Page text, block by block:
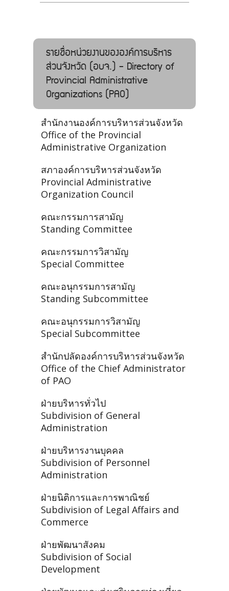
รายชื่อหน่วยงานขององค์การบริหาร
ส่วนจังหวัด (อบจ.) - Directory of
Provincial Administrative
Organizations (PAO)
สำนักงานองค์การบริหารส่วนจังหวัด
Office of the Provincial
Administrative Organization
สภาองค์การบริหารส่วนจังหวัด
Provincial Administrative
Organization Council
คณะกรรมการสามัญ
Standing Committee
คณะกรรมการวิสามัญ
Special Committee
คณะอนุกรรมการสามัญ
Standing Subcommittee
คณะอนุกรรมการวิสามัญ
Special Subcommittee
สำนักปลัดองค์การบริหารส่วนจังหวัด
Office of the Chief Administrator
of PAO
ฝ่ายบริหารทั่วไป
Subdivision of General
Administration
ฝ่ายบริหารงานบุคคล
Subdivision of Personnel
Administration
ฝ่ายนิติการและการพาณิชย์
Subdivision of Legal Affairs and
Commerce
ฝ่ายพัฒนาสังคม
Subdivision of Social
Development